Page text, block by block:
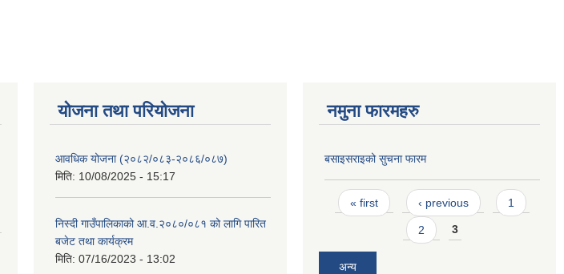
योजना तथा परियोजना
आवधिक योजना (२०८२/०८३-२०८६/०८७)
मिति: 10/08/2025 - 15:17
निस्दी गाउँपालिकाको आ.व.२०८०/०८१ को लागि पारित
बजेट तथा कार्यक्रम
मिति: 07/16/2023 - 13:02
नमुना फारमहरु
बसाइसराइको सुचना फारम
Pages
« first ‹ previous 1
2 3
अन्य